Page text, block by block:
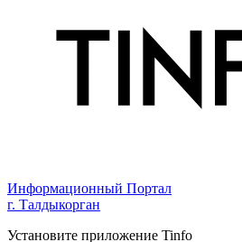
Информационный Портал
г. Талдыкорган
Установите приложение Tinfo